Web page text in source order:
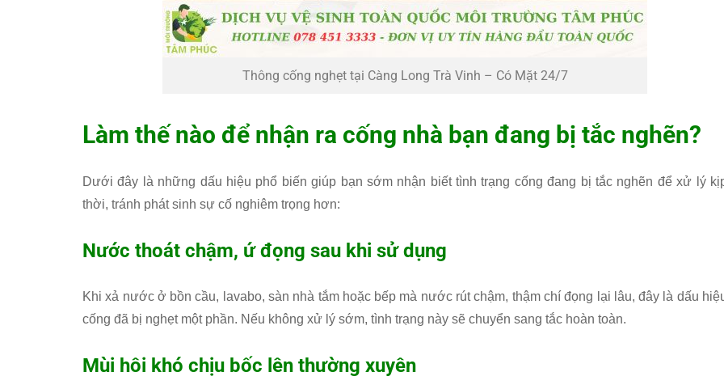
Thông cống nghẹt tại Càng Long Trà Vinh – Có Mặt 24/7
Làm thế nào để nhận ra cống nhà bạn đang bị tắc nghẽn?
Dưới đây là những dấu hiệu phổ biến giúp bạn sớm nhận biết tình trạng cống đang bị tắc nghẽn để xử lý
thời, tránh phát sinh sự cố nghiêm trọng hơn:
Nước thoát chậm, ứ đọng sau khi sử dụng
Khi xả nước ở bồn cầu, lavabo, sàn nhà tắm hoặc bếp mà nước rút chậm, thậm chí đọng lại lâu, đây là dấu
cống đã bị nghẹt một phần. Nếu không xử lý sớm, tình trạng này sẽ chuyển sang tắc hoàn toàn.
Mùi hôi khó chịu bốc lên thường xuyên